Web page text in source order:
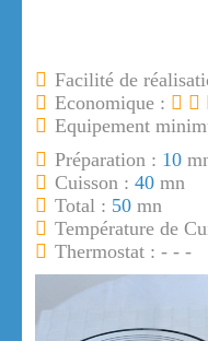
Facilité de
Economique :
Equipement
Préparation : 10
Cuisson : 40 mn
Total : 50 mn
Température de
Thermostat : - - -